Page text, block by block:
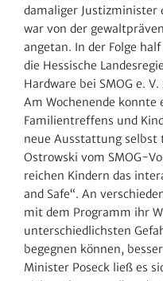
dama­liger Justiz­mi­nister
war von der
angetan. In der Folge
die Hessi­sche
Hard­ware bei SMOG e.
Am Wochen­ende konnte
Fami­li­en­tref­fens und
neue Ausstat­tung selbst
Ostrowski vom SMOG-
rei­chen Kindern das
and Safe“. An
mit dem Programm ihr
unter­schied­lichsten
begegnen können,
Minister Poseck ließ es